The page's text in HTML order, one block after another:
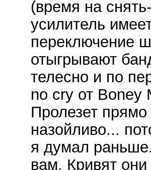
(время на
усилитель
переключение
отыгрывают
телесно и по
no cry от Boney
Пролезет
назойливо...
я думал
вам. Кривят